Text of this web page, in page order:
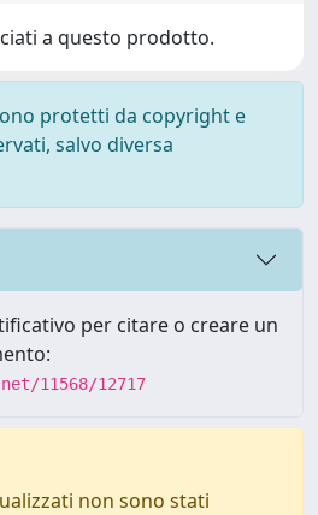
a questo prodotto.
protetti da copyright e
salvo diversa
per citare o creare un
11568/12717
non sono stati